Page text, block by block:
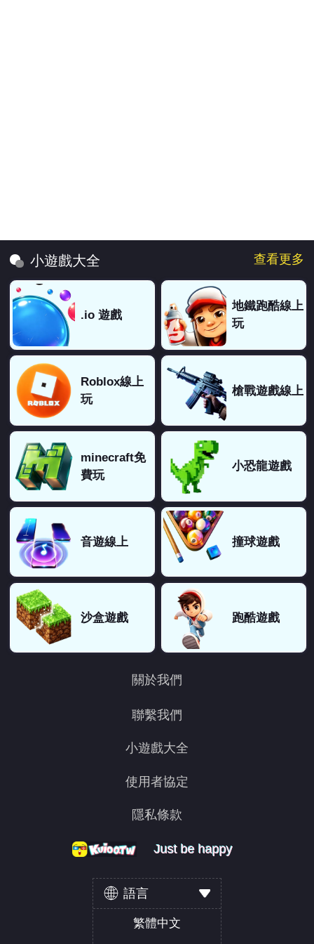
小遊戲大全 查看更多
.io 遊戲
地鐵跑酷線上
玩
Roblox線上
玩
槍戰遊戲線上
minecraft免
費玩
小恐龍遊戲
音遊線上 撞球遊戲
沙盒遊戲 跑酷遊戲
關於我們
聯繫我們
小遊戲大全
使用者協定
隱私條款
Just be happy
Just be happy
Just be happy
語言
繁體中文